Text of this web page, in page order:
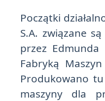
Początki
S.A. związane
przez Edmunda
Fabryką
Produkowano
maszyny dla